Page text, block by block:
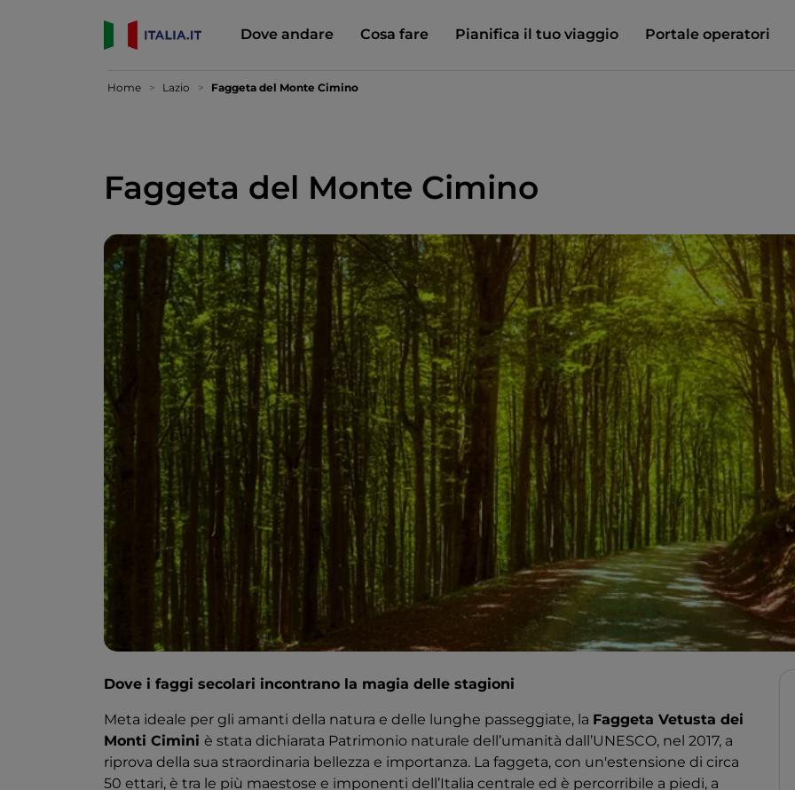
Dove andare Cosa fare Pianifica il tuo viaggio Portale operatori
Home Lazio Faggeta del Monte Cimino
Faggeta del Monte Cimino
Dove i faggi secolari incontrano la magia delle stagioni
Meta ideale per gli amanti della natura e delle lunghe passeggiate, la Faggeta Vetusta dei
Monti Cimini è stata dichiarata Patrimonio naturale dell’umanità dall’UNESCO, nel 2017, a
riprova della sua straordinaria bellezza e importanza. La faggeta, con un'estensione di circa
50 ettari, è tra le più maestose e imponenti dell’Italia centrale ed è percorribile a piedi, a